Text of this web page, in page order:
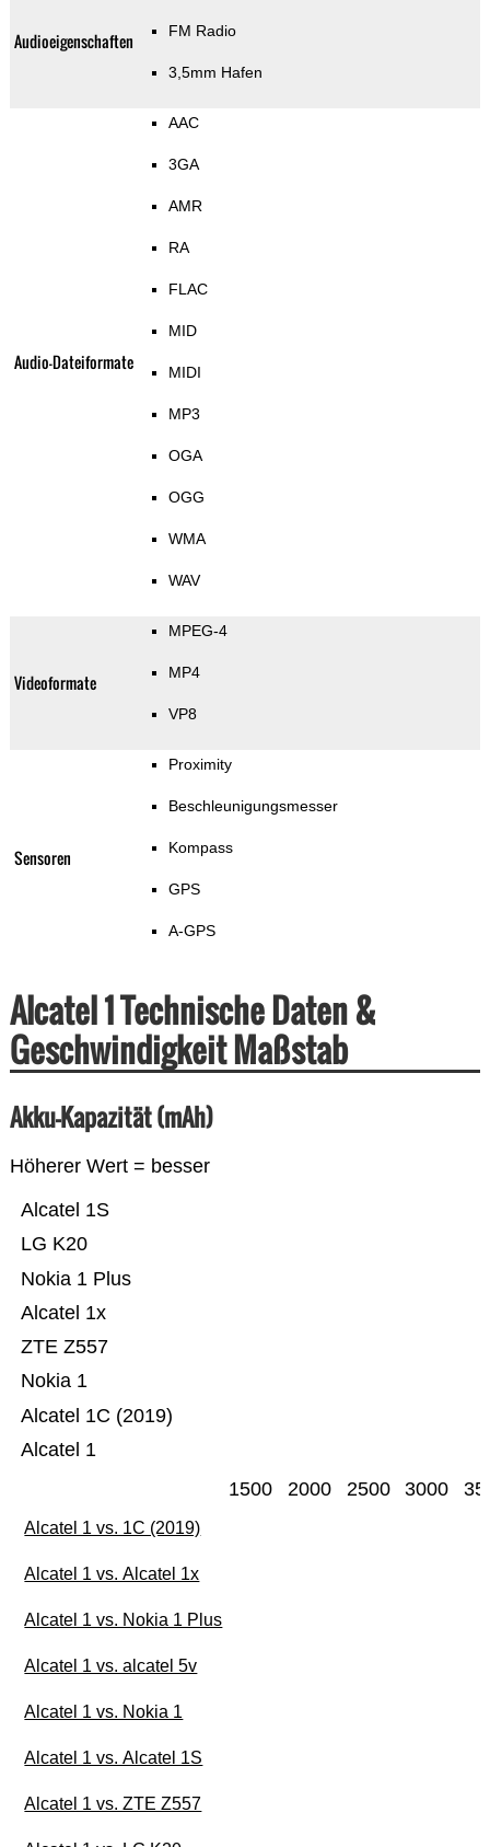
Audioeigenschaften FM Radio
3,5mm Hafen
Audio-Dateiformate
AAC
3GA
AMR
RA
FLAC
MID
MIDI
MP3
OGA
OGG
WMA
WAV
Videoformate
MPEG-4
MP4
VP8
Sensoren
Proximity
Beschleunigungsmesser
Kompass
GPS
A-GPS
Alcatel 1 Technische Daten &
Geschwindigkeit Maßstab
Akku-Kapazität (mAh)
Höherer Wert = besser
Alcatel 1
Alcatel 1C (2019)
Nokia 1
ZTE Z557
Alcatel 1x
Nokia 1 Plus
LG K20
Alcatel 1S
1500 2000 2500 3000
Alcatel 1 vs. 1C (2019)
Alcatel 1 vs. Alcatel 1x
Alcatel 1 vs. Nokia 1 Plus
Alcatel 1 vs. alcatel 5v
Alcatel 1 vs. Nokia 1
Alcatel 1 vs. Alcatel 1S
Alcatel 1 vs. ZTE Z557